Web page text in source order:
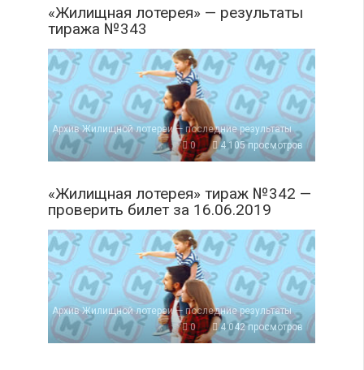
«Жилищная лотерея» — результаты
тиража №343
Архив Жилищной лотереи — последние результаты
0
4 105 просмотров
«Жилищная лотерея» тираж №342 —
проверить билет за 16.06.2019
Архив Жилищной лотереи — последние результаты
0
4 042 просмотров